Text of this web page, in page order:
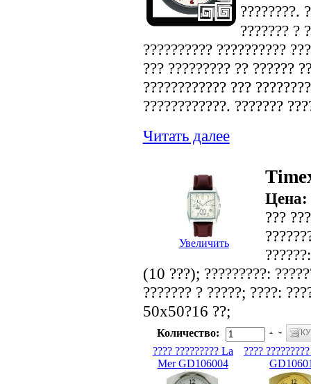
????????.
??????? ?
?????????? ??????????
??? ????????? ?? ??????
???????????? ???
????????????. ???????
Читать далее
Увеличить
Цена:
???
(10 ???); ?????????:
??????? ? ?????; ????:
50x50?16 ??;
Количество:
???? ????????? La
Mer GD106004
????